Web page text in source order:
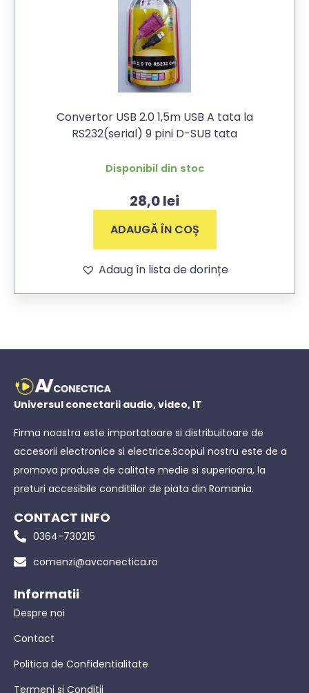
Convertor USB 2.0 1,5m USB A tata la
RS232(serial) 9 pini D-SUB tata
Disponibil din stoc
28,0lei
ADAUGĂ ÎN COȘ
Adaug în lista de dorințe
Universul conectarii audio, video, IT
Firma noastra este importatoare si distribuitoare de
accesorii electronice si electrice.Scopul nostru este de a
promova produse de calitate medie si superioara, la
preturi accesibile conditiilor de piata din Romania.
CONTACT INFO
0364-730215
comenzi@avconectica.ro
Informatii
Despre noi
Contact
Politica de Confidentialitate
Termeni si Conditii